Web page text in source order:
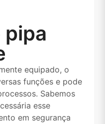
pipa
equipado, o
funções e pode
Sabemos
esse
em segurança